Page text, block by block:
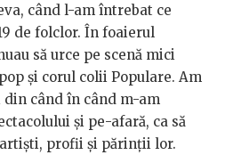
când l-am întrebat ce
de folclor. În foaierul
să urce pe scenă mici
și corul colii Populare. Am
când în când m-am
și pe-afară, ca să
profii și părinții lor.